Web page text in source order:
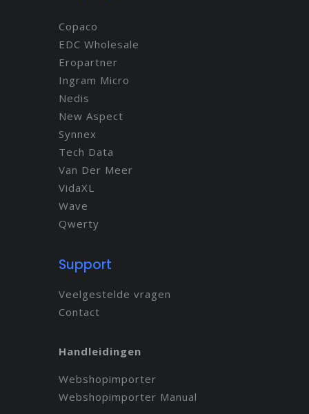
Copaco
EDC Wholesale
Eropartner
Ingram Micro
Nedis
New Aspect
Synnex
Tech Data
Van Der Meer
VidaXL
Wave
Qwerty
Support
Veelgestelde vragen
Contact
Handleidingen
Webshopimporter
Webshopimporter Manual